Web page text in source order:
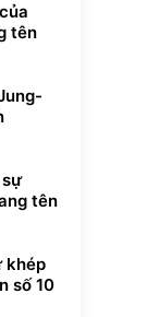
tên
tên
khép
số 10